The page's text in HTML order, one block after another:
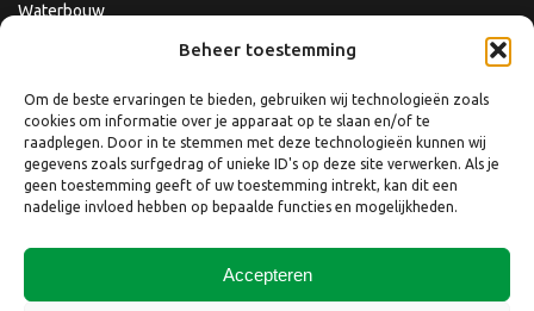
Beheer toestemming
Om de beste ervaringen te bieden, gebruiken wij technologieën zoals
cookies om informatie over je apparaat op te slaan en/of te
raadplegen. Door in te stemmen met deze technologieën kunnen wij
gegevens zoals surfgedrag of unieke ID's op deze site verwerken. Als je
geen toestemming geeft of uw toestemming intrekt, kan dit een
nadelige invloed hebben op bepaalde functies en mogelijkheden.
Accepteren
Waterbouw